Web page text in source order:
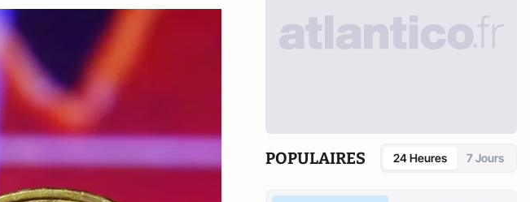
POPULAIRES 24 Heures 7 Jours